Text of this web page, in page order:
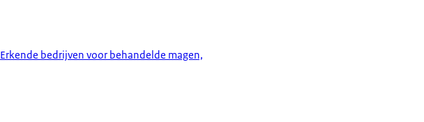
Erkende bedrijven voor behandelde magen,